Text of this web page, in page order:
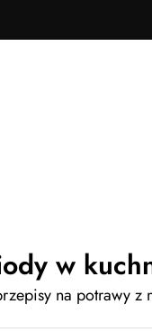
w
na potrawy